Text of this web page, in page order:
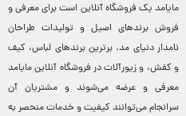
مایامد يک فروشگاه آنلاين است برای معرفی و
فروش برندهای اصيل و توليدات طراحان
نامدار دنيای مد. برترين‌ برندهای لباس، کيف
و کفش، و زيورآلات در فروشگاه آنلاين مایامد
معرفی و عرضه می‌شوند و مشتريان آن
سرانجام می‌توانند کيفيت و خدمات منحصر به